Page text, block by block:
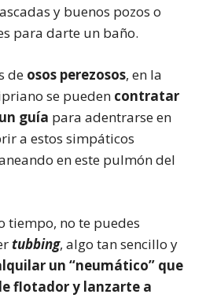
y buenos pozos o
para darte un baño.
de osos perezosos, en la
se pueden contratar
guía para adentrarse en
a estos simpáticos
en este pulmón del
tiempo, no te puedes
tubbing, algo tan sencillo y
un “neumático” que
flotador y lanzarte a